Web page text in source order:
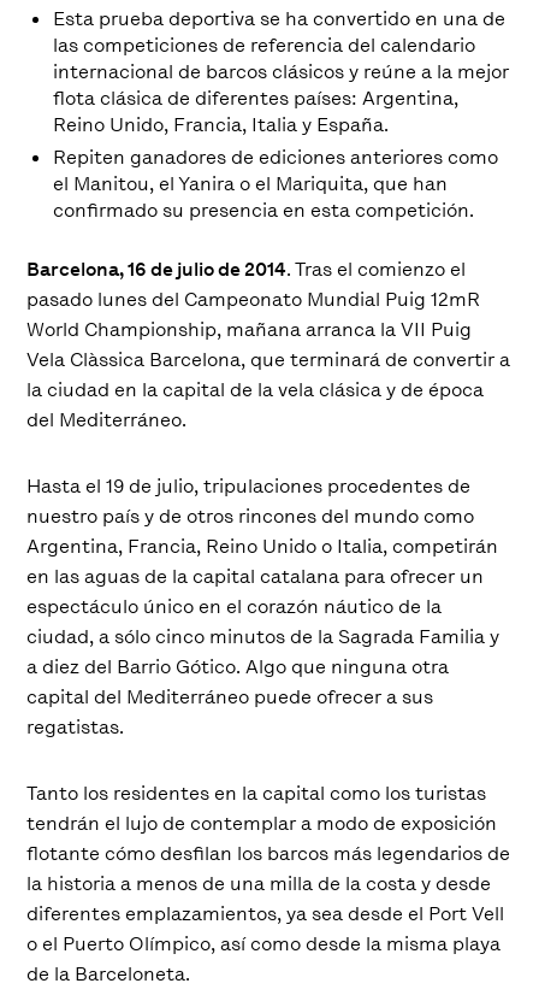
Esta prueba deportiva se ha convertido en una de
las competiciones de referencia del calendario
internacional de barcos clásicos y reúne a la mejor
flota clásica de diferentes países: Argentina,
Reino Unido, Francia, Italia y España.
Repiten ganadores de ediciones anteriores como
el Manitou, el Yanira o el Mariquita, que han
confirmado su presencia en esta competición.
Barcelona, 16 de julio de 2014. Tras el comienzo el
pasado lunes del Campeonato Mundial Puig 12mR
World Championship, mañana arranca la VII Puig
Vela Clàssica Barcelona, que terminará de convertir a
la ciudad en la capital de la vela clásica y de época
del Mediterráneo.
Hasta el 19 de julio, tripulaciones procedentes de
nuestro país y de otros rincones del mundo como
Argentina, Francia, Reino Unido o Italia, competirán
en las aguas de la capital catalana para ofrecer un
espectáculo único en el corazón náutico de la
ciudad, a sólo cinco minutos de la Sagrada Familia y
a diez del Barrio Gótico. Algo que ninguna otra
capital del Mediterráneo puede ofrecer a sus
regatistas.
Tanto los residentes en la capital como los turistas
tendrán el lujo de contemplar a modo de exposición
flotante cómo desfilan los barcos más legendarios de
la historia a menos de una milla de la costa y desde
diferentes emplazamientos, ya sea desde el Port Vell
o el Puerto Olímpico, así como desde la misma playa
de la Barceloneta.